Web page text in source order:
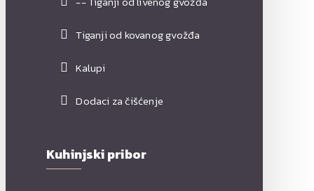
Tiganji od kovanog gvožđa
Kalupi
Dodaci za čišćenje
Kuhinjski pribor